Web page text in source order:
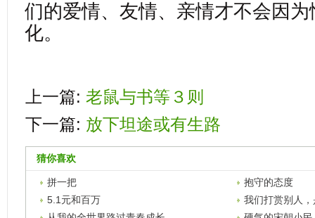
们的爱情、友情、亲情才不会因
化。
上一篇: 老鼠与书等３则
下一篇: 放下坦途或有生路
猜你喜欢
拼一把
抱守的态度
5.1元和百万
我们打赏别人